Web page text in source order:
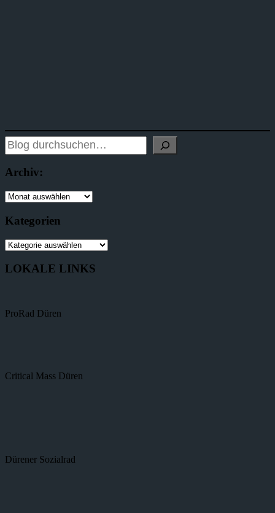
Archiv:
Kategorien
LOKALE LINKS
ProRad Düren
Critical Mass Düren
Dürener Sozialrad